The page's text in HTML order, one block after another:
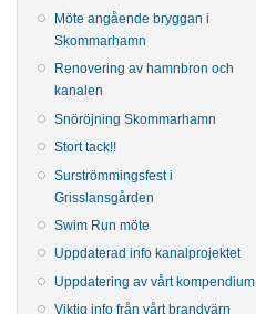
Möte angående bryggan i
Skommarhamn
Renovering av hamnbron och
kanalen
Snöröjning Skommarhamn
Stort tack!!
Surströmmingsfest i
Grisslansgården
Swim Run möte
Uppdaterad info kanalprojektet
Uppdatering av vårt kompendium
Viktig info från vårt brandvärn